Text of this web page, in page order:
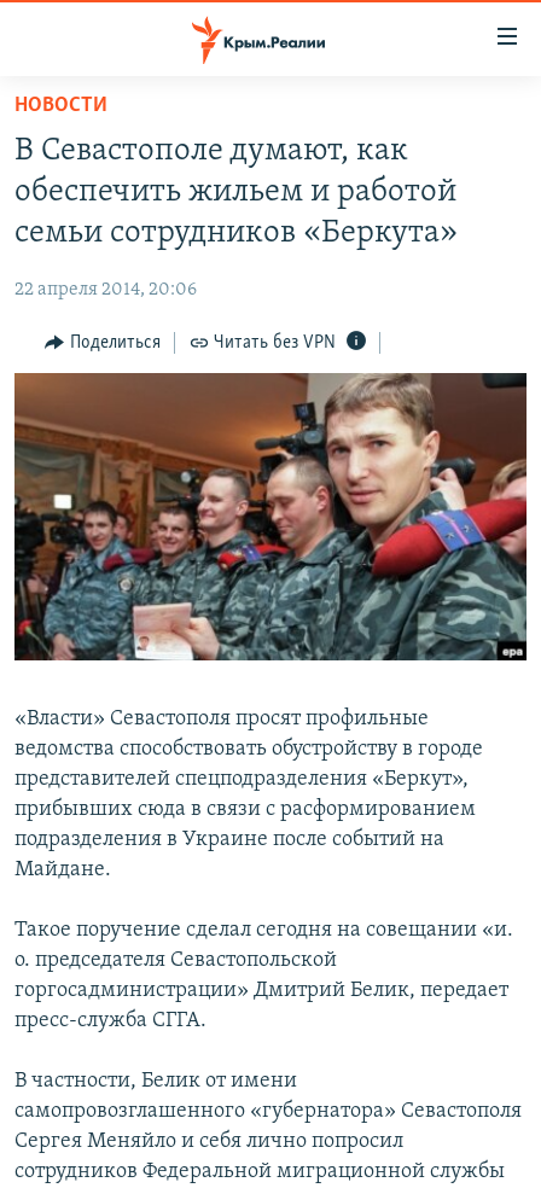
Вернуться
основному
содержанию
главной
навигации
Вернутся
СПЕЦПРОЕКТЫ
11 ЛЕТ ОККУПАЦИИ КРЫМА. 11 ИСТОРИЙ СОПРОТИВЛЕНИЯ
ЕЩЕ
ИНТЕРАКТИВ
ТЕЛЕПРОЕКТ КРЫМ.РЕАЛИИ
СОВЕТЫ ПРАВОЗАЩИТНИКОВ
ПРОПАВШИЕ БЕЗ ВЕСТИ
ПОБЕДИТЕЛЕЙ НЕ СУДЯТ?
КРЫМ.НЕПОКОРЕННЫЙ
ELIFBE
РАДІО СВОБОДА
КАК ОБОЙТИ БЛОКИРОВКУ
Українською
Qırımtatar
ПРИСОЕДИНЯЙТЕСЬ!
Все сайты RFE/RL
НОВОСТИ
В Севастополе думают, как
обеспечить жильем и работой
семьи сотрудников «Беркута»
22 апреля 2014, 20:06
Поделиться Читать без VPN
«Власти» Севастополя просят профильные
ведомства способствовать обустройству в городе
представителей спецподразделения «Беркут»,
прибывших сюда в связи с расформированием
подразделения в Украине после событий на
Майдане.
Такое поручение сделал сегодня на совещании «и.
о. председателя Севастопольской
горгосадминистрации» Дмитрий Белик, передает
пресс-служба СГГА.
В частности, Белик от имени
самопровозглашенного «губернатора» Севастополя
Сергея Меняйло и себя лично попросил
сотрудников Федеральной миграционной службы